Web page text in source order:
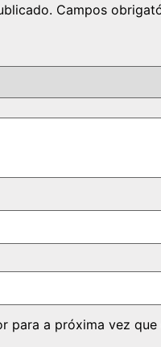
Campos
para a próxima vez que